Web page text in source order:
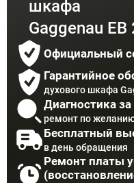
шкафа
Gaggenau
Официальный
Гарантийное
духового шкафа
Диагностика
ремонт по
Бесплатный
в день обращения
Ремонт платы